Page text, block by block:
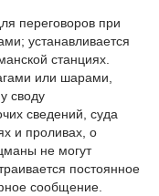
переговоров при
устанавливается
станциях.
или шарами,
своду
сведений, суда
и проливах, о
не могут
постоянное
сообщение.